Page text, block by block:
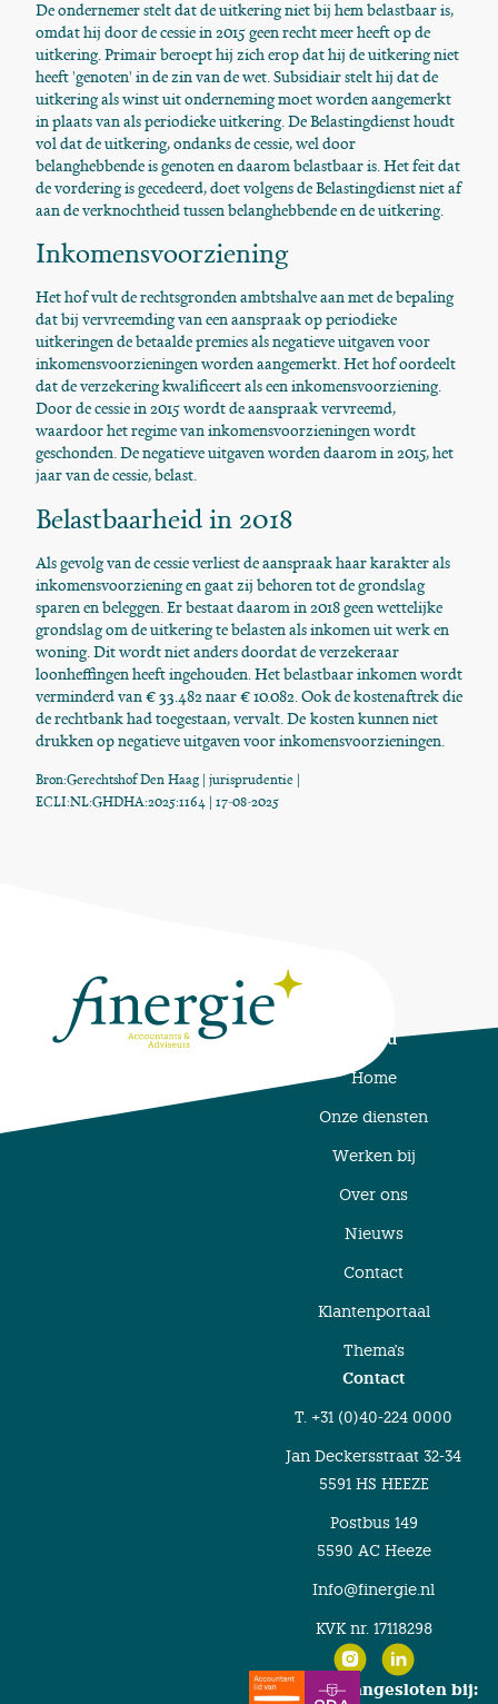
De ondernemer stelt dat de uitkering niet bij hem belastbaar is,
omdat hij door de cessie in 2015 geen recht meer heeft op de
uitkering. Primair beroept hij zich erop dat hij de uitkering niet
heeft 'genoten' in de zin van de wet. Subsidiair stelt hij dat de
uitkering als winst uit onderneming moet worden aangemerkt
in plaats van als periodieke uitkering. De Belastingdienst houdt
vol dat de uitkering, ondanks de cessie, wel door
belanghebbende is genoten en daarom belastbaar is. Het feit dat
de vordering is gecedeerd, doet volgens de Belastingdienst niet af
aan de verknochtheid tussen belanghebbende en de uitkering.
Inkomensvoorziening
Het hof vult de rechtsgronden ambtshalve aan met de bepaling
dat bij vervreemding van een aanspraak op periodieke
uitkeringen de betaalde premies als negatieve uitgaven voor
inkomensvoorzieningen worden aangemerkt. Het hof oordeelt
dat de verzekering kwalificeert als een inkomensvoorziening.
Door de cessie in 2015 wordt de aanspraak vervreemd,
waardoor het regime van inkomensvoorzieningen wordt
geschonden. De negatieve uitgaven worden daarom in 2015, het
jaar van de cessie, belast.
Belastbaarheid in 2018
Als gevolg van de cessie verliest de aanspraak haar karakter als
inkomensvoorziening en gaat zij behoren tot de grondslag
sparen en beleggen. Er bestaat daarom in 2018 geen wettelijke
grondslag om de uitkering te belasten als inkomen uit werk en
woning. Dit wordt niet anders doordat de verzekeraar
loonheffingen heeft ingehouden. Het belastbaar inkomen wordt
verminderd van € 33.482 naar € 10.082. Ook de kostenaftrek die
de rechtbank had toegestaan, vervalt. De kosten kunnen niet
drukken op negatieve uitgaven voor inkomensvoorzieningen.
Bron:Gerechtshof Den Haag | jurisprudentie |
ECLI:NL:GHDHA:2025:1164 | 17-08-2025
Menu
Home
Onze diensten
Werken bij
Over ons
Nieuws
Contact
Klantenportaal
Thema's
Contact
T. +31 (0)40-224 0000
Jan Deckersstraat 32-34
5591 HS HEEZE
Postbus 149
5590 AC Heeze
Info@finergie.nl
KVK nr. 17118298
Finergie is aangesloten bij: